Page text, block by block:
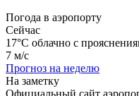
Погода в аэропорту
Сейчас
17°C облачно с
7 м/с
Прогноз на неделю
На заметку
Официальный сайт